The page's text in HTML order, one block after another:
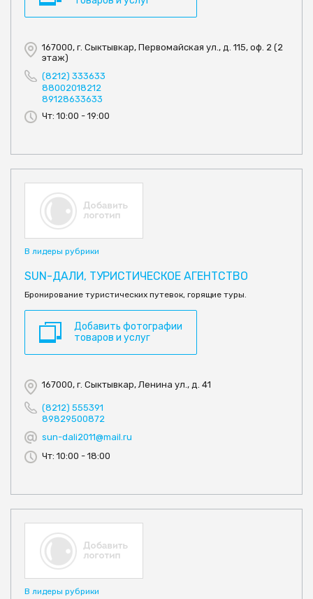
167000, г. Сыктывкар, Первомайская ул., д. 115, оф. 2 (2
этаж)
(8212) 333633
88002018212
89128633633
Чт: 10:00 - 19:00
В лидеры рубрики
SUN-ДАЛИ, ТУРИСТИЧЕСКОЕ АГЕНТСТВО
Бронирование туристических путевок, горящие туры.
Добавить фотографии
товаров и услуг
167000, г. Сыктывкар, Ленина ул., д. 41
(8212) 555391
89829500872
sun-dali2011@mail.ru
Чт: 10:00 - 18:00
В лидеры рубрики